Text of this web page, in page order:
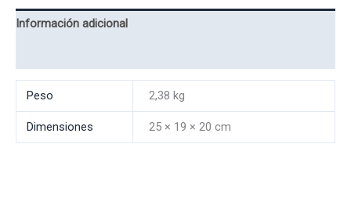
Información adicional
Peso 2,38 kg
Dimensiones 25 × 19 × 20 cm